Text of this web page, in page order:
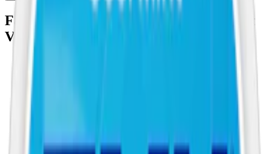
Fakta om Zyn Menthol Ice Slim 5 Starkt
Vitt Snus
Varumärke:
Tillverkare:
Snustyp:
Styrka:starkt vitt snus